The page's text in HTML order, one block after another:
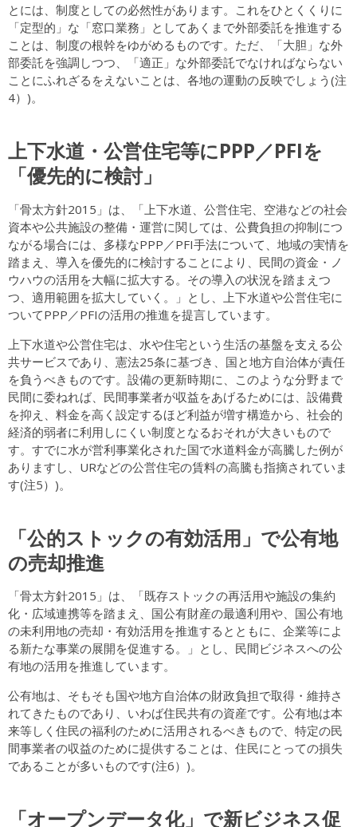
とには、制度としての必然性があります。これをひとくくりに
「定型的」な「窓口業務」としてあくまで外部委託を推進する
ことは、制度の根幹をゆがめるものです。ただ、「大胆」な外
部委託を強調しつつ、「適正」な外部委託でなければならない
ことにふれざるをえないことは、各地の運動の反映でしょう(注
4）)。
上下水道・公営住宅等にPPP／PFIを
「優先的に検討」
「骨太方針2015」は、「上下水道、公営住宅、空港などの社会
資本や公共施設の整備・運営に関しては、公費負担の抑制につ
ながる場合には、多様なPPP／PFI手法について、地域の実情を
踏まえ、導入を優先的に検討することにより、民間の資金・ノ
ウハウの活用を大幅に拡大する。その導入の状況を踏まえつ
つ、適用範囲を拡大していく。」とし、上下水道や公営住宅に
ついてPPP／PFIの活用の推進を提言しています。
上下水道や公営住宅は、水や住宅という生活の基盤を支える公
共サービスであり、憲法25条に基づき、国と地方自治体が責任
を負うべきものです。設備の更新時期に、このような分野まで
民間に委ねれば、民間事業者が収益をあげるためには、設備費
を抑え、料金を高く設定するほど利益が増す構造から、社会的
経済的弱者に利用しにくい制度となるおそれが大きいもので
す。すでに水が営利事業化された国で水道料金が高騰した例が
ありますし、URなどの公営住宅の賃料の高騰も指摘されていま
す(注5）)。
「公的ストックの有効活用」で公有地
の売却推進
「骨太方針2015」は、「既存ストックの再活用や施設の集約
化・広域連携等を踏まえ、国公有財産の最適利用や、国公有地
の未利用地の売却・有効活用を推進するとともに、企業等によ
る新たな事業の展開を促進する。」とし、民間ビジネスへの公
有地の活用を推進しています。
公有地は、そもそも国や地方自治体の財政負担で取得・維持さ
れてきたものであり、いわば住民共有の資産です。公有地は本
来等しく住民の福利のために活用されるべきもので、特定の民
間事業者の収益のために提供することは、住民にとっての損失
であることが多いものです(注6）)。
「オープンデータ化」で新ビジネス促